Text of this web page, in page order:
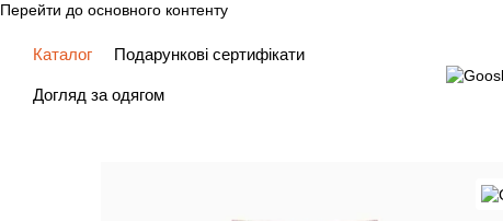
Перейти до основного контенту
Каталог Подарункові сертифікати
Догляд за одягом